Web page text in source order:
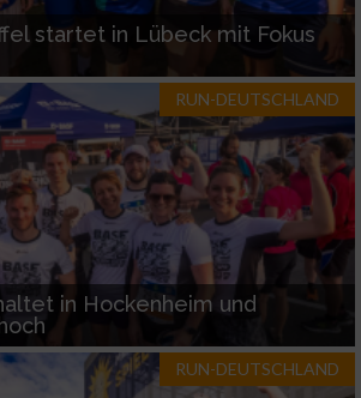
startet in Lübeck mit Fokus
RUN-DEUTSCHLAND
in Hockenheim und
RUN-DEUTSCHLAND